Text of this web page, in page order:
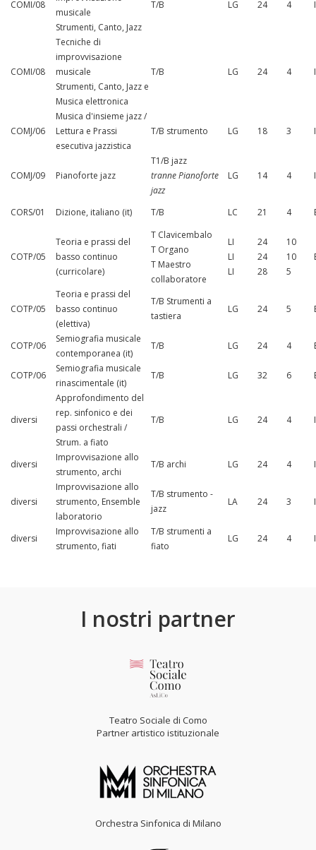
COMI/08
musicale
Strumenti, Canto, Jazz
T/B LG 24 4
COMI/08
Tecniche di
improvvisazione
musicale
Strumenti, Canto, Jazz e
Musica elettronica
T/B LG 24 4
COMJ/06
Musica d'insieme jazz /
Lettura e Prassi
esecutiva jazzistica
T/B strumento LG 18 3
COMJ/09 Pianoforte jazz
T1/B jazz
tranne Pianoforte
jazz
LG 14 4
CORS/01 Dizione, italiano (it) T/B LC 21 4
COTP/05
Teoria e prassi del
basso continuo
(curricolare)
T Clavicembalo
T Organo
T Maestro
collaboratore
LI
LI
LI
24
24
28
10
10
5
COTP/05
Teoria e prassi del
basso continuo
(elettiva)
T/B Strumenti a
tastiera
LG 24 5
COTP/06
Semiografia musicale
contemporanea (it)
T/B LG 24 4
COTP/06
Semiografia musicale
rinascimentale (it)
T/B LG 32 6
diversi
Approfondimento del
rep. sinfonico e dei
passi orchestrali /
Strum. a fiato
T/B LG 24 4
diversi
Improvvisazione allo
strumento, archi
T/B archi LG 24 4
diversi
Improvvisazione allo
strumento, Ensemble
laboratorio
T/B strumento -
jazz
LA 24 3
diversi
Improvvisazione allo
strumento, fiati
T/B strumenti a
fiato
LG 24 4
I nostri partner
Teatro Sociale di Como
Partner artistico istituzionale
Orchestra Sinfonica di Milano